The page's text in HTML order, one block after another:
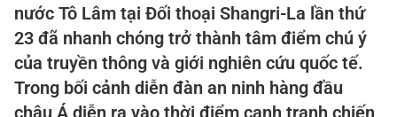
nước Tô Lâm tại Đối thoại Shangri-La lần thứ
23 đã nhanh chóng trở thành tâm điểm chú ý
của truyền thông và giới nghiên cứu quốc tế.
Trong bối cảnh diễn đàn an ninh hàng đầu
châu Á diễn ra vào thời điểm cạnh tranh chiến